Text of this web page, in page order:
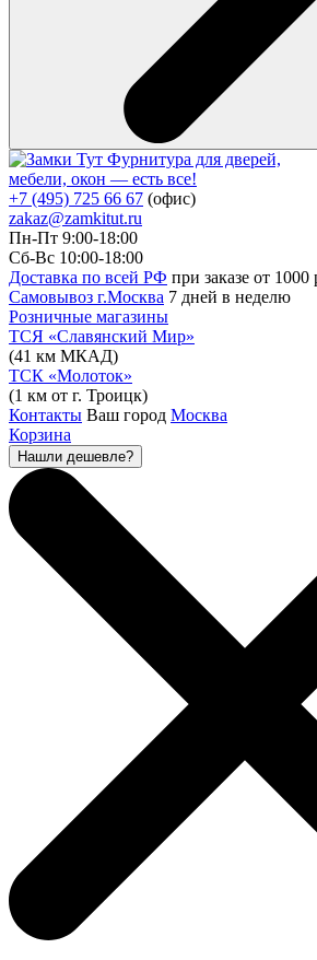
Фурнитура для дверей,
мебели, окон — есть все!
+7 (495) 725 66 67 (офис)
zakaz@zamkitut.ru
Пн-Пт 9:00-18:00
Сб-Вс 10:00-18:00
Доставка по всей РФ при заказе от 1000
Самовывоз г.Москва 7 дней в неделю
Розничные магазины
ТСЯ «Славянский Мир»
(41 км МКАД)
ТСК «Молоток»
(1 км от г. Троицк)
Контакты Ваш город Москва
Корзина
Нашли дешевле?